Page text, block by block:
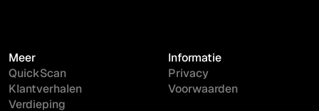
Meer
QuickScan
Klantverhalen
Verdieping
Informatie
Privacy
Voorwaarden